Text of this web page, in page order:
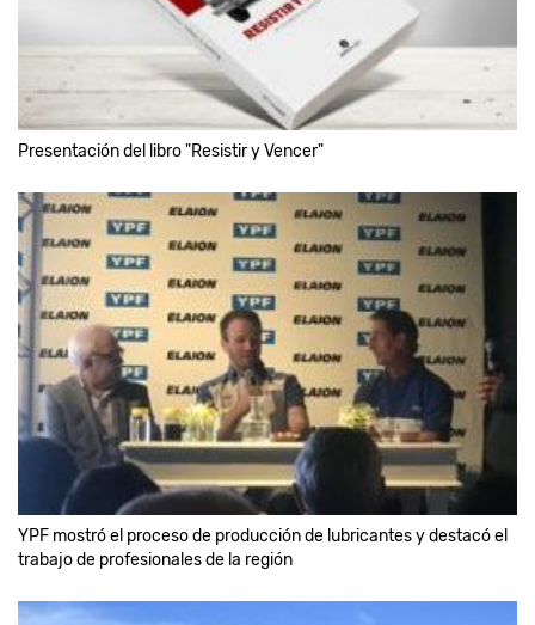
Presentación del libro "Resistir y Vencer"
YPF mostró el proceso de producción de lubricantes y destacó el
trabajo de profesionales de la región